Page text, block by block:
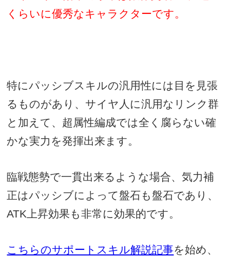
くらいに優秀なキャラクターです。
特にパッシブスキルの汎用性には目を見張
るものがあり、サイヤ人に汎用なリンク群
と加えて、超属性編成では全く腐らない確
かな実力を発揮出来ます。
臨戦態勢で一貫出来るような場合、気力補
正はパッシブによって盤石も盤石であり、
ATK上昇効果も非常に効果的です。
こちらのサポートスキル解説記事を始め、